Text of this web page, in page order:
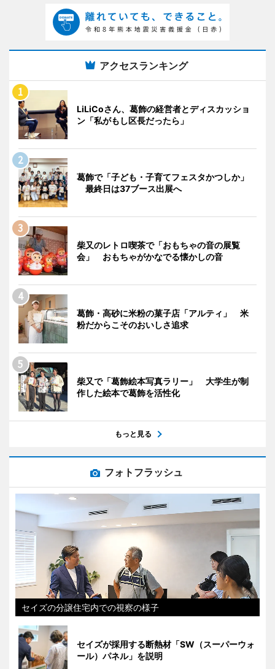
アクセスランキング
LiLiCoさん、葛飾の経営者とディスカッショ
ン「私がもし区長だったら」
葛飾で「子ども・子育てフェスタかつしか」
最終日は37ブース出展へ
柴又のレトロ喫茶で「おもちゃの音の展覧
会」 おもちゃがかなでる懐かしの音
葛飾・高砂に米粉の菓子店「アルティ」 米
粉だからこそのおいしさ追求
柴又で「葛飾絵本写真ラリー」 大学生が制
作した絵本で葛飾を活性化
もっと見る
フォトフラッシュ
セイズの分譲住宅内での視察の様子
セイズが採用する断熱材「SW（スーパーウォ
ール）パネル」を説明